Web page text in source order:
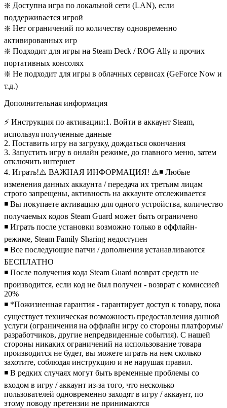
❇️ Доступна игра по локальной сети (LAN), если
поддерживается игрой
❇️ Нет ограничений по количеству одновременно
активированных игр
❇️ Подходит для игры на Steam Deck / ROG Ally и прочих
портативных консолях
❇️ Не подходит для игры в облачных сервисах (GeForce Now и
т.д.)
Дополнительная информация
⚡ Инструкция по активации:1. Войти в аккаунт Steam,
используя полученные данные
2. Поставить игру на загрузку, дождаться окончания
3. Запустить игру в онлайн режиме, до главного меню, затем
отключить интернет
4. Играть!⚠️ ВАЖНАЯ ИНФОРМАЦИЯ! ⚠️◾ Любые
изменения данных аккаунта / передача их третьим лицам
строго запрещены, активность на аккаунте отслеживается
◾ Вы покупаете активацию для одного устройства, количество
получаемых кодов Steam Guard может быть ограничено
◾ Играть после установки возможно только в оффлайн-
режиме, Steam Family Sharing недоступен
◾ Все последующие патчи / дополнения устанавливаются
БЕСПЛАТНО
◾ После получения кода Steam Guard возврат средств не
производится, если код не был получен - возврат с комиссией
20%
◾ *Пожизненная гарантия - гарантирует доступ к товару, пока
существует техническая возможность предоставления данной
услуги (ограничения на оффлайн игру со стороны платформы/
разработчиков, другие непредвиденные события). С нашей
стороны никаких ограничений на использование товара
производится не будет, вы можете играть на нем сколько
захотите, соблюдая инструкцию и не нарушая правил.
◾ В редких случаях могут быть временные проблемы со
входом в игру / аккаунт из-за того, что несколько
пользователей одновременно заходят в игру / аккаунт, по
этому поводу претензии не принимаются